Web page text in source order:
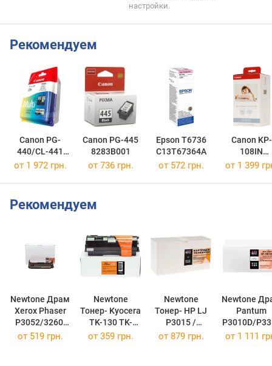
настройки.
Рекомендуем
Canon PG-
440/CL-441
MULTI
Canon PG-445
8283B001
Epson T6736
C13T67364A
Canon KP-
108IN
3115B001
от 1 972 грн. от 736 грн. от 572 грн. от 1 399
Рекомендуем
Newtone Драм
Xerox Phaser
P3052/3260,
WC3215/3225,
Newtone
Тонер- Kyocera
TK-130 TK-
130N
Newtone
Тонер- HP LJ
P3015 /
CE255X Black
Newtone
Pantum
P3010D/
D/
от 519 грн. от 359 грн. от 879 грн. от 1 111